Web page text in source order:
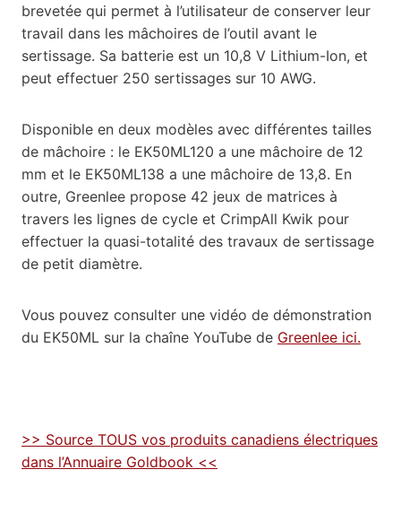
brevetée qui permet à l’utilisateur de conserver leur
travail dans les mâchoires de l’outil avant le
sertissage. Sa batterie est un 10,8 V Lithium-Ion, et
peut effectuer 250 sertissages sur 10 AWG.
Disponible en deux modèles avec différentes tailles
de mâchoire : le EK50ML120 a une mâchoire de 12
mm et le EK50ML138 a une mâchoire de 13,8. En
outre, Greenlee propose 42 jeux de matrices à
travers les lignes de cycle et CrimpAll Kwik pour
effectuer la quasi-totalité des travaux de sertissage
de petit diamètre.
Vous pouvez consulter une vidéo de démonstration
du EK50ML sur la chaîne YouTube de Greenlee ici.
>> Source TOUS vos produits canadiens électriques
dans l’Annuaire Goldbook <<